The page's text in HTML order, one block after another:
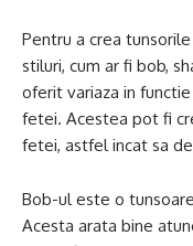
Pentru a crea
stiluri, cum ar fi bob,
oferit variaza in
fetei. Acestea pot fi
fetei, astfel incat sa
Bob-ul este o
Acesta arata bine